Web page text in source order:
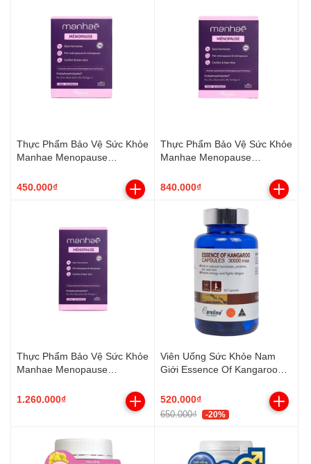
Thực Phẩm Bảo Vệ Sức Khỏe
Manhae Menopause
450.000₫
Thực Phẩm Bảo Vệ Sức Khỏe
Manhae Menopause
840.000₫
Thực Phẩm Bảo Vệ Sức Khỏe
Manhae Menopause
1.260.000₫
Viên Uống Sức Khỏe Nam
Giới Essence Of Kangaroo
520.000₫
650.000₫ -20%